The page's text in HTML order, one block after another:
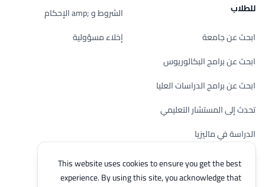
This website uses cookies to ensure you get the best
experience. By using this site, you acknowledge that
للطلاب
ابحث عن جامعة
ابحث عن برامج البكالوريوس
ابحث عن برامج الدراسات العليا
تحدث إلى المستشار التعليمي
الدراسة في ماليزيا
تحقق من أهليتك
الشروط و ;amp الإحكام
إخلاء مسؤولية